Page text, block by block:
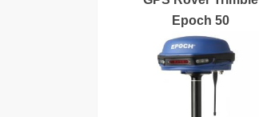
Epoch 50